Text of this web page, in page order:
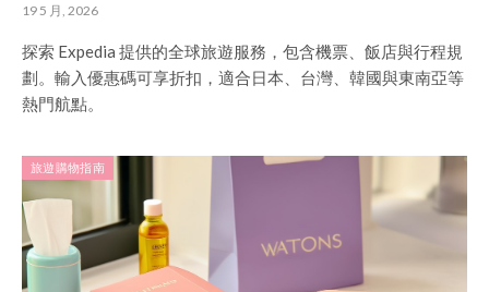
19 5 月, 2026
探索 Expedia 提供的全球旅遊服務，包含機票、飯店與行程規
劃。輸入優惠碼可享折扣，適合日本、台灣、韓國與東南亞等
熱門航點。
旅遊購物指南